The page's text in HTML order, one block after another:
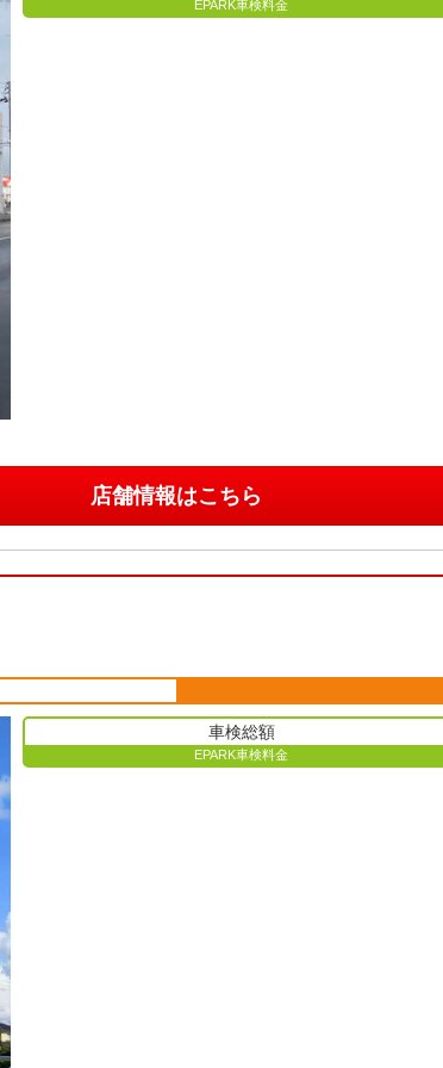
EPARK車検料金
店舗情報はこちら
車検総額
EPARK車検料金